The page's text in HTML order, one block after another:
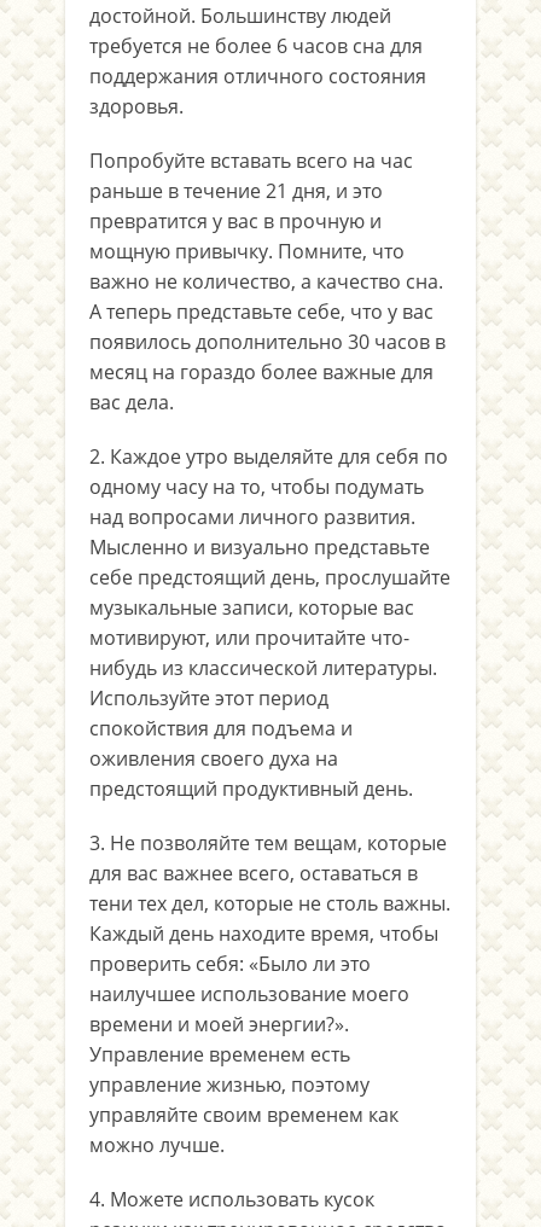
достойной. Большинству людей
требуется не более 6 часов сна для
поддержания отличного состояния
здоровья.
Попробуйте вставать всего на час
раньше в течение 21 дня, и это
превратится у вас в прочную и
мощную привычку. Помните, что
важно не количество, а качество сна.
А теперь представьте себе, что у вас
появилось дополнительно 30 часов в
месяц на гораздо более важные для
вас дела.
2. Каждое утро выделяйте для себя по
одному часу на то, чтобы подумать
над вопросами личного развития.
Мысленно и визуально представьте
себе предстоящий день, прослушайте
музыкальные записи, которые вас
мотивируют, или прочитайте что-
нибудь из классической литературы.
Используйте этот период
спокойствия для подъема и
оживления своего духа на
предстоящий продуктивный день.
3. Не позволяйте тем вещам, которые
для вас важнее всего, оставаться в
тени тех дел, которые не столь важны.
Каждый день находите время, чтобы
проверить себя: «Было ли это
наилучшее использование моего
времени и моей энергии?».
Управление временем есть
управление жизнью, поэтому
управляйте своим временем как
можно лучше.
4. Можете использовать кусок